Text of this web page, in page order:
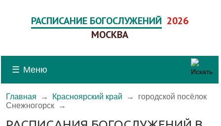
РАСПИСАНИЕ БОГОСЛУЖЕНИЙ 2026
МОСКВА
☰ Меню
Главная → Красноярский край →
городской посёлок
Снежногорск →